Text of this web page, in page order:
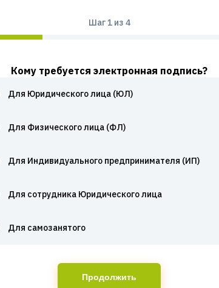
Шаг1из 4
Кому требуется электронная подпись?
Для Юридического лица (ЮЛ)
Для Физического лица (ФЛ)
Для Индивидуального предпринимателя (ИП)
Для сотрудника Юридического лица
Для самозанятого
Продолжить